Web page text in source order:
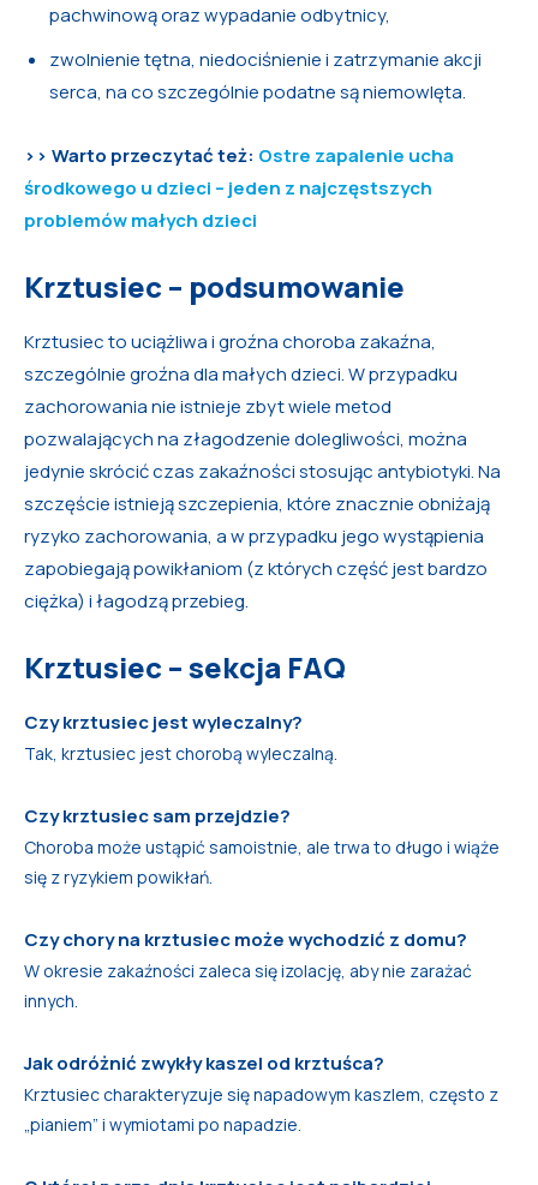
pachwinową oraz wypadanie odbytnicy,
zwolnienie tętna, niedociśnienie i zatrzymanie akcji
serca, na co szczególnie podatne są niemowlęta.
>> Warto przeczytać też: Ostre zapalenie ucha
środkowego u dzieci – jeden z najczęstszych
problemów małych dzieci
Krztusiec – podsumowanie
Krztusiec to uciążliwa i groźna choroba zakaźna,
szczególnie groźna dla małych dzieci. W przypadku
zachorowania nie istnieje zbyt wiele metod
pozwalających na złagodzenie dolegliwości, można
jedynie skrócić czas zakaźności stosując antybiotyki. Na
szczęście istnieją szczepienia, które znacznie obniżają
ryzyko zachorowania, a w przypadku jego wystąpienia
zapobiegają powikłaniom (z których część jest bardzo
ciężka) i łagodzą przebieg.
Krztusiec – sekcja FAQ
Czy krztusiec jest wyleczalny?
Tak, krztusiec jest chorobą wyleczalną.
Czy krztusiec sam przejdzie?
Choroba może ustąpić samoistnie, ale trwa to długo i wiąże
się z ryzykiem powikłań.
Czy chory na krztusiec może wychodzić z domu?
W okresie zakaźności zaleca się izolację, aby nie zarażać
innych.
Jak odróżnić zwykły kaszel od krztuśca?
Krztusiec charakteryzuje się napadowym kaszlem, często z
„pianiem” i wymiotami po napadzie.